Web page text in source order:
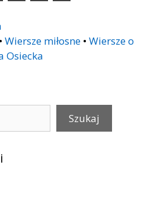
• Wiersze miłosne • Wiersze o
Osiecka
Szukaj